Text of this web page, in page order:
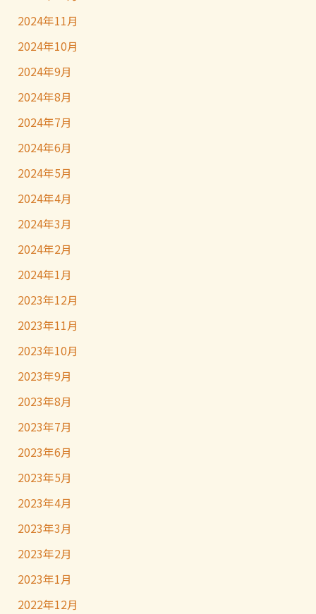
2024年11月
2024年10月
2024年9月
2024年8月
2024年7月
2024年6月
2024年5月
2024年4月
2024年3月
2024年2月
2024年1月
2023年12月
2023年11月
2023年10月
2023年9月
2023年8月
2023年7月
2023年6月
2023年5月
2023年4月
2023年3月
2023年2月
2023年1月
2022年12月